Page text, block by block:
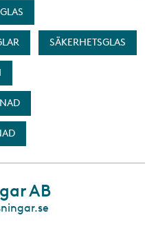
SÄKERHETSGLAS
AB